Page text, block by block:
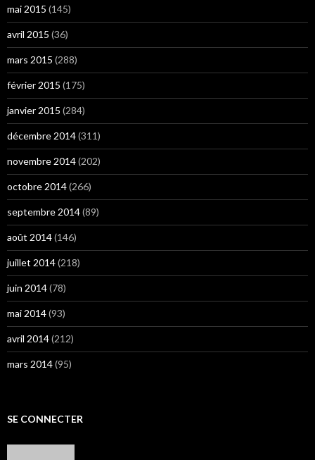
mai 2015 (145)
avril 2015 (36)
mars 2015 (288)
février 2015 (175)
janvier 2015 (284)
décembre 2014(311)
novembre 2014(202)
octobre 2014(266)
septembre 2014(89)
août 2014(146)
juillet 2014(218)
juin 2014(78)
mai 2014(93)
avril 2014(212)
mars 2014(95)
SE CONNECTER